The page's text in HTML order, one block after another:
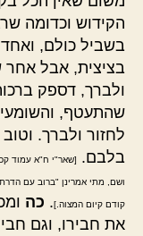
הקידוש וכדומה
בשביל כולם,
בציצית, אבל אחר
ולברך, דספק
שהתעטף,
לחזור ולברך.
בלבם.
[שאר"י ח"א עמוד
ושם, מתי אמרינן "ברוב עם
קודם קיום המצוה.]. כה
את חבירו, וגם